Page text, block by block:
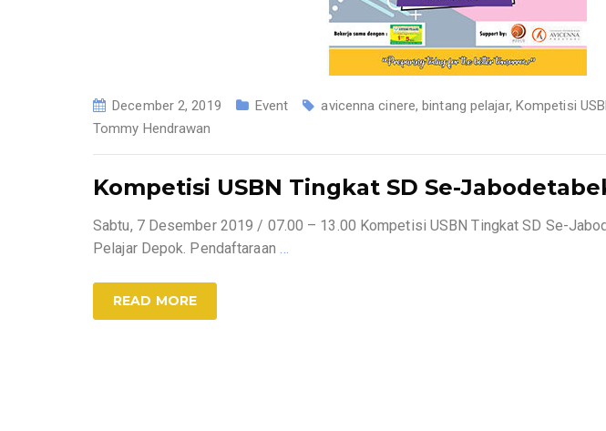
December 2, 2019 Event avicenna cinere,bintang pelajar, Kompetisi
Tommy Hendrawan
Kompetisi USBN Tingkat SD Se-
Sabtu, 7 Desember 2019 / 07.00 – 13.00 Kompetisi USBN Tingkat SD Se-
Pelajar Depok. Pendaftaraan …
READ MORE